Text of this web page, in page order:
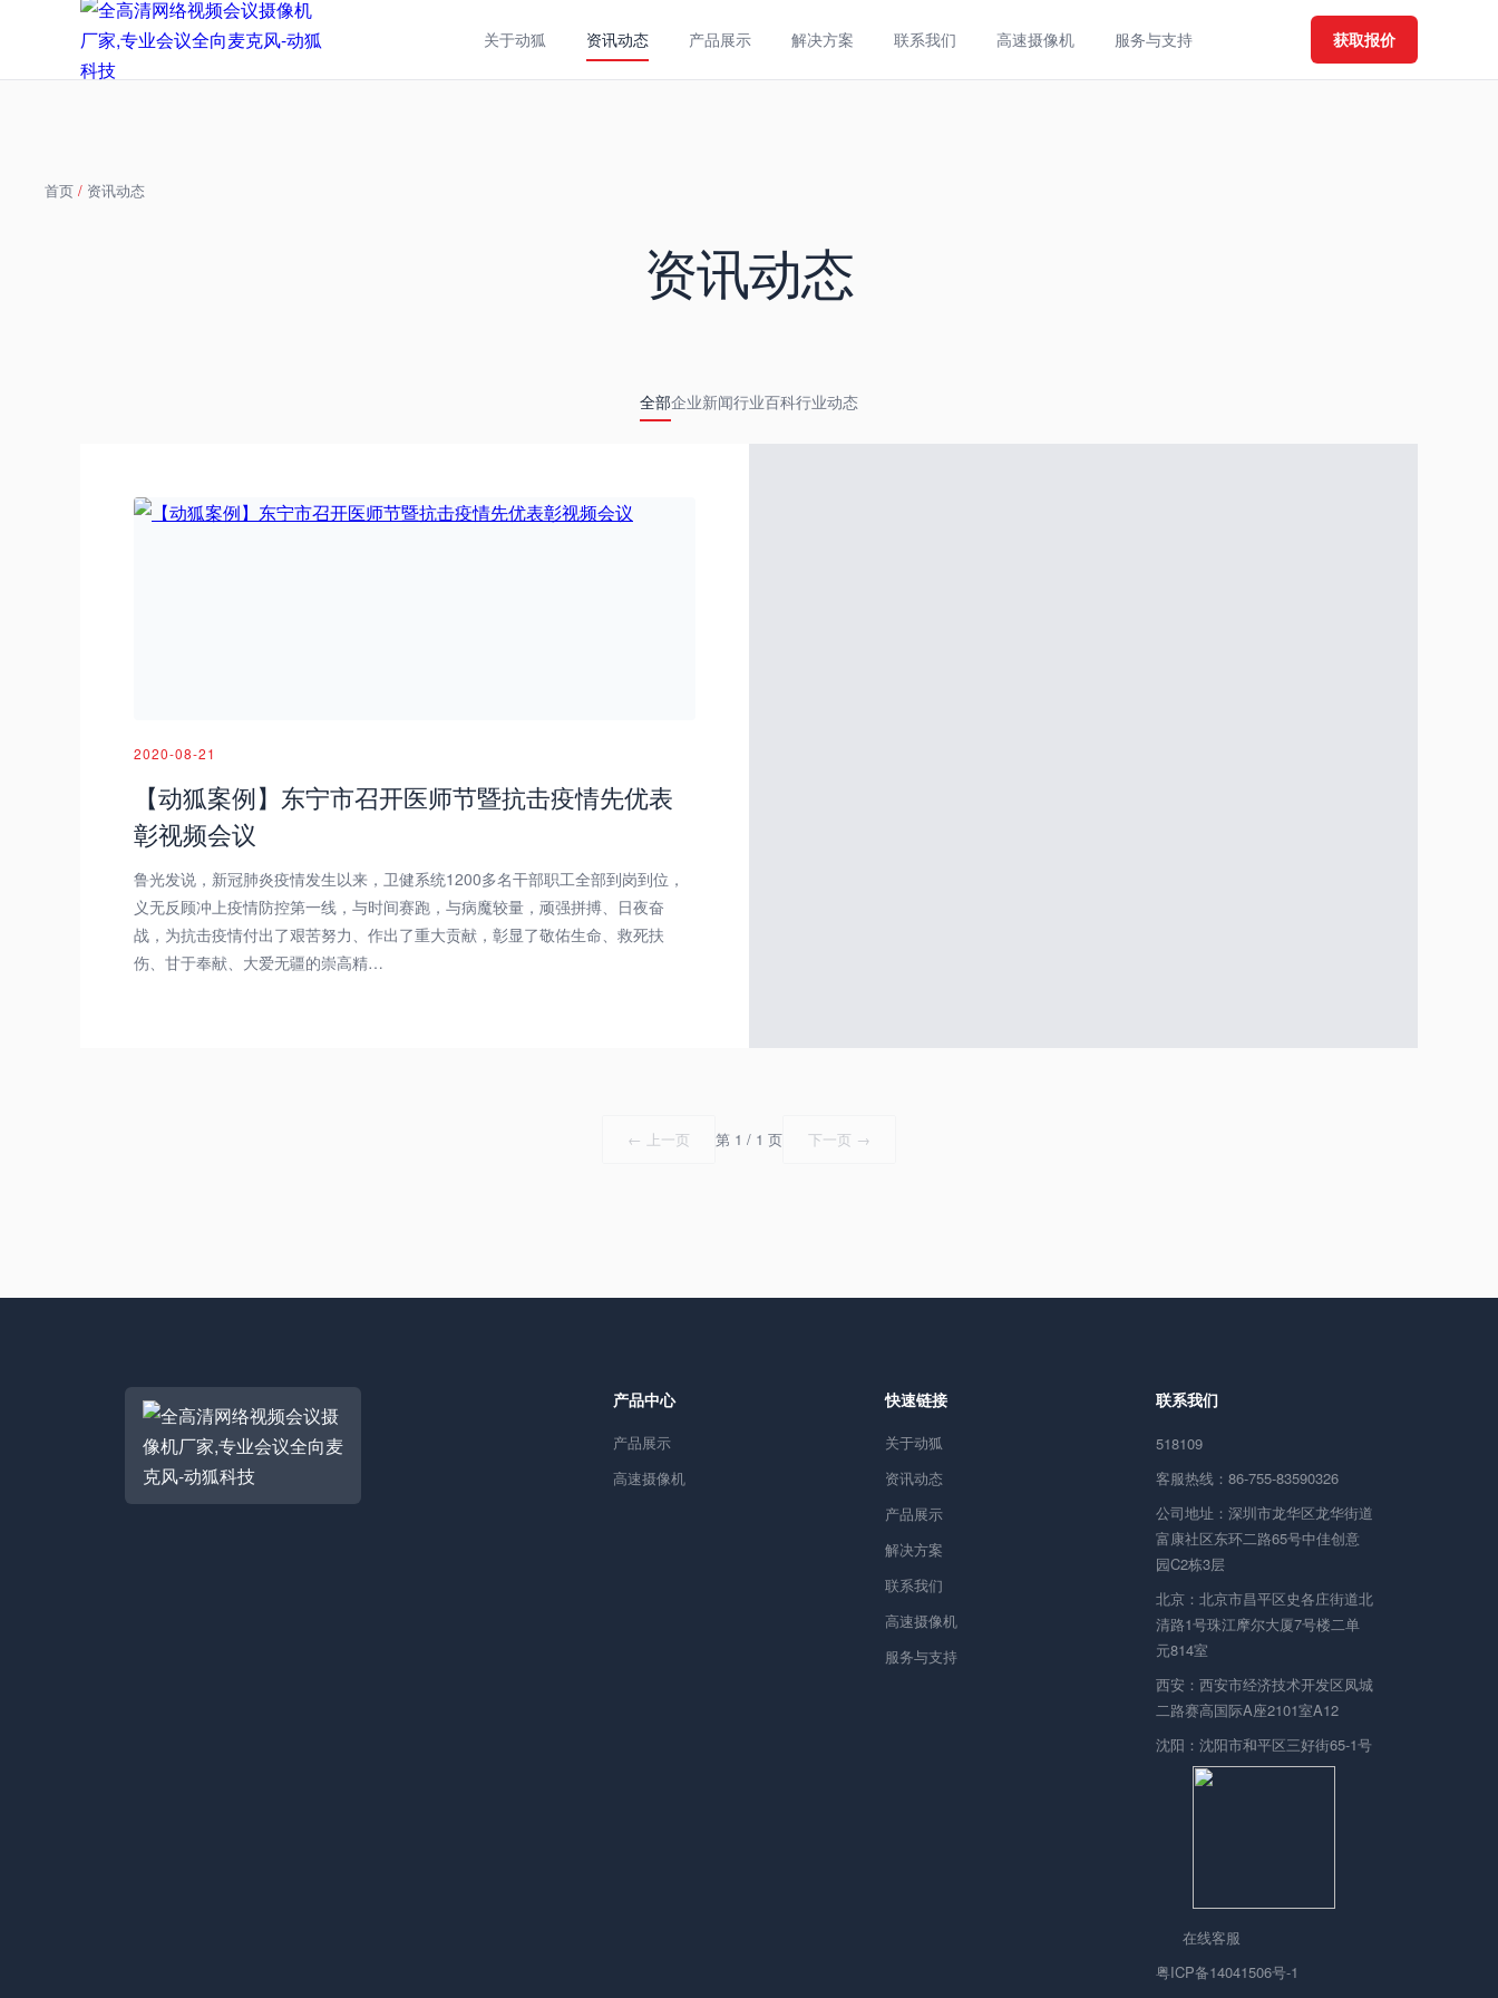
关于动狐 资讯动态 产品展示 解决方案 联系我们 高速摄像机 服务与支持 获取报价
首页 / 资讯动态
资讯动态
全部企业新闻行业百科行业动态
2020-08-21
【动狐案例】东宁市召开医师节暨抗击疫情先优表
彰视频会议
鲁光发说，新冠肺炎疫情发生以来，卫健系统1200多名干部职工全部到岗到位，
义无反顾冲上疫情防控第一线，与时间赛跑，与病魔较量，顽强拼搏、日夜奋
战，为抗击疫情付出了艰苦努力、作出了重大贡献，彰显了敬佑生命、救死扶
伤、甘于奉献、大爱无疆的崇高精…
← 上一页 第 1 / 1 页 下一页 →
产品中心
产品展示
高速摄像机
快速链接
关于动狐
资讯动态
产品展示
解决方案
联系我们
高速摄像机
服务与支持
联系我们
518109
客服热线：86-755-83590326
公司地址：深圳市龙华区龙华街道
富康社区东环二路65号中佳创意
园C2栋3层
北京：北京市昌平区史各庄街道北
清路1号珠江摩尔大厦7号楼二单
元814室
西安：西安市经济技术开发区凤城
二路赛高国际A座2101室A12
沈阳：沈阳市和平区三好街65-1号
在线客服
粤ICP备14041506号-1